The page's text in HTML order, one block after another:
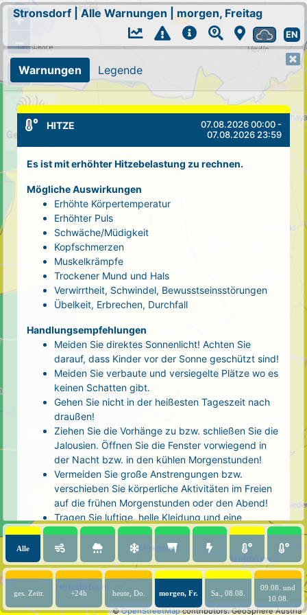
+
−
©OpenStreetMapcontributors. GeoSphere Austria
Stronsdorf Alle Warnungen |morgen, Freitag
EN
Warnungen Legende
HITZE
07.08.2026 00:00 -
07.08.2026 23:59
Es ist mit erhöhter Hitzebelastung zu rechnen.
Mögliche Auswirkungen
Erhöhte Körpertemperatur
Erhöhter Puls
Schwäche/Müdigkeit
Kopfschmerzen
Muskelkrämpfe
Trockener Mund und Hals
Verwirrtheit, Schwindel, Bewusstseinsstörungen
Übelkeit, Erbrechen, Durchfall
Handlungsempfehlungen
Meiden Sie direktes Sonnenlicht! Achten Sie
darauf, dass Kinder vor der Sonne geschützt sind!
Meiden Sie verbaute und versiegelte Plätze wo es
keinen Schatten gibt.
Gehen Sie nicht in der heißesten Tageszeit nach
draußen!
Ziehen Sie die Vorhänge zu bzw. schließen Sie die
Jalousien. Öffnen Sie die Fenster vorwiegend in
der Nacht bzw. in den kühlen Morgenstunden!
Vermeiden Sie große Anstrengungen bzw.
verschieben Sie körperliche Aktivitäten im Freien
auf die frühen Morgenstunden oder den Abend!
Tragen Sie luftige, helle Kleidung und eine
Kopfbedeckung!
Nehmen Sie eine kühle Dusche! Auch kalte Arm-
und Fußbäder wirken entlastend.
Trinken Sie ausreichend und regelmäßig
(mindestens 2 - 3 Liter pro Tag)! Optimal sind
Wasser, ungesüßter Tee oder mit Wasser
Alle
ges. Zeitr. +24h heute, Do. morgen, Fr. Sa., 08.08.
09.08. und
10.08.